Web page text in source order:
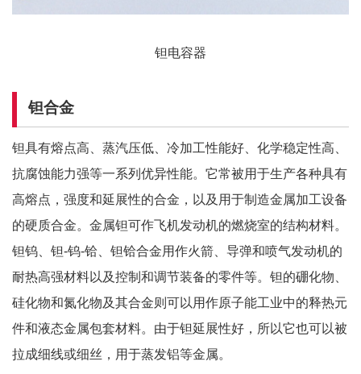
钽电容器
钽合金
钽具有熔点高、蒸汽压低、冷加工性能好、化学稳定性高、
抗腐蚀能力强等一系列优异性能。它常被用于生产各种具有
高熔点，强度和延展性的合金，以及用于制造金属加工设备
的硬质合金。金属钽可作飞机发动机的燃烧室的结构材料。
钽钨、钽-钨-铪、钽铪合金用作火箭、导弹和喷气发动机的
耐热高强材料以及控制和调节装备的零件等。钽的硼化物、
硅化物和氮化物及其合金则可以用作原子能工业中的释热元
件和液态金属包套材料。由于钽延展性好，所以它也可以被
拉成细线或细丝，用于蒸发铝等金属。